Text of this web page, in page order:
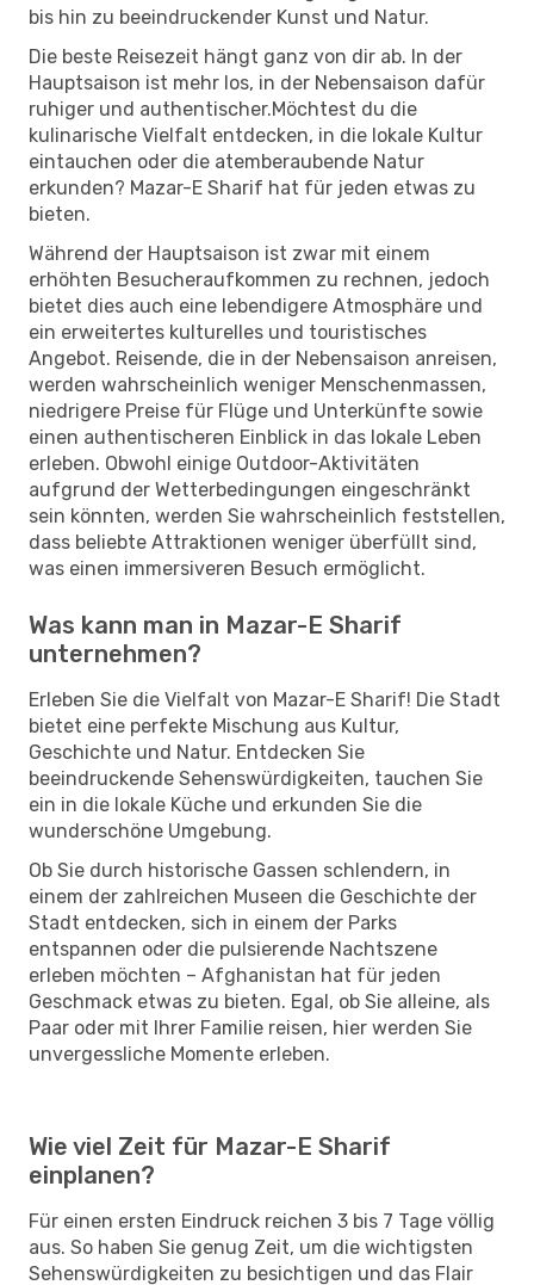
bis hin zu beeindruckender Kunst und Natur.
Die beste Reisezeit hängt ganz von dir ab. In der
Hauptsaison ist mehr los, in der Nebensaison dafür
ruhiger und authentischer.Möchtest du die
kulinarische Vielfalt entdecken, in die lokale Kultur
eintauchen oder die atemberaubende Natur
erkunden? Mazar-E Sharif hat für jeden etwas zu
bieten.
Während der Hauptsaison ist zwar mit einem
erhöhten Besucheraufkommen zu rechnen, jedoch
bietet dies auch eine lebendigere Atmosphäre und
ein erweitertes kulturelles und touristisches
Angebot. Reisende, die in der Nebensaison anreisen,
werden wahrscheinlich weniger Menschenmassen,
niedrigere Preise für Flüge und Unterkünfte sowie
einen authentischeren Einblick in das lokale Leben
erleben. Obwohl einige Outdoor-Aktivitäten
aufgrund der Wetterbedingungen eingeschränkt
sein könnten, werden Sie wahrscheinlich feststellen,
dass beliebte Attraktionen weniger überfüllt sind,
was einen immersiveren Besuch ermöglicht.
Was kann man in Mazar-E Sharif
unternehmen?
Erleben Sie die Vielfalt von Mazar-E Sharif! Die Stadt
bietet eine perfekte Mischung aus Kultur,
Geschichte und Natur. Entdecken Sie
beeindruckende Sehenswürdigkeiten, tauchen Sie
ein in die lokale Küche und erkunden Sie die
wunderschöne Umgebung.
Ob Sie durch historische Gassen schlendern, in
einem der zahlreichen Museen die Geschichte der
Stadt entdecken, sich in einem der Parks
entspannen oder die pulsierende Nachtszene
erleben möchten – Afghanistan hat für jeden
Geschmack etwas zu bieten. Egal, ob Sie alleine, als
Paar oder mit Ihrer Familie reisen, hier werden Sie
unvergessliche Momente erleben.
Wie viel Zeit für Mazar-E Sharif
einplanen?
Für einen ersten Eindruck reichen 3 bis 7 Tage völlig
aus. So haben Sie genug Zeit, um die wichtigsten
Sehenswürdigkeiten zu besichtigen und das Flair